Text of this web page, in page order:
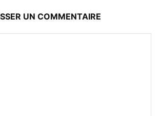
UN COMMENTAIRE